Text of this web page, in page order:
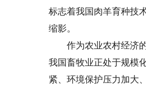
标志着我国肉羊育种技
缩影。
作为农业农村经济的
我国畜牧业正处于规模
紧、环境保护压力加大